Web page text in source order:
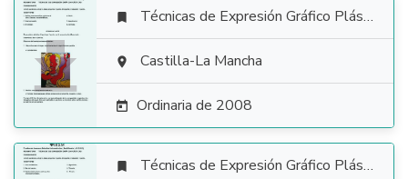

 Técnicas de Expresión Gráfico Plástica
 Castilla-La Mancha
 Ordinaria de 2008
 Técnicas de Expresión Gráfico Plástica